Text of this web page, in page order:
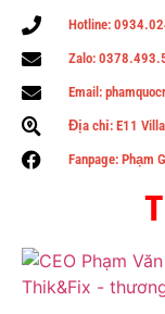
Hotline:
Zalo:
Email:
Địa chỉ: E11
Fanpage: Phạm